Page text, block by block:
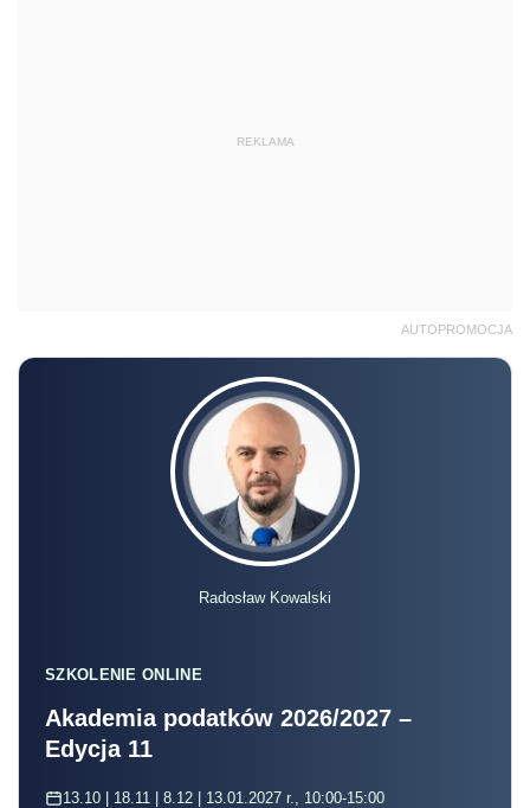
REKLAMA
AUTOPROMOCJA
Radosław Kowalski
SZKOLENIE ONLINE
Akademia podatków 2026/2027 –
Edycja 11
13.10 | 18.11 | 8.12 | 13.01.2027 r., 10:00-15:00